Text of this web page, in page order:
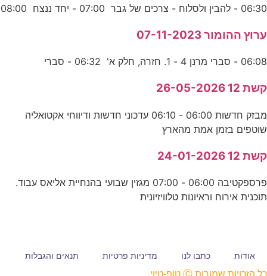
06:30 - להבין ולסלוח - צרכים של גבר 07:00 - יחד ננצח 08:00
ערוץ ההומור 07-11-2023
06:08 - סברי מרנן 4 - 1. חזרה, חלק א' 06:32 - סברי
קשת 12 26-05-2026
מבזק חדשות 06:00 - 06:10 עדכוני חדשות ודיווחי אקטואליה
שוטפים בזמן אמת מהארץ
קשת 12 24-01-2026
פרספקטיבה 06:00 - 07:00 מגזין שבועי בהנחיית אליאס עבוד.
תוכנית אירוח וראיונות טלוויזיונית
אודות כתבו לנו מדיניות פרטיות תנאים והגבלות